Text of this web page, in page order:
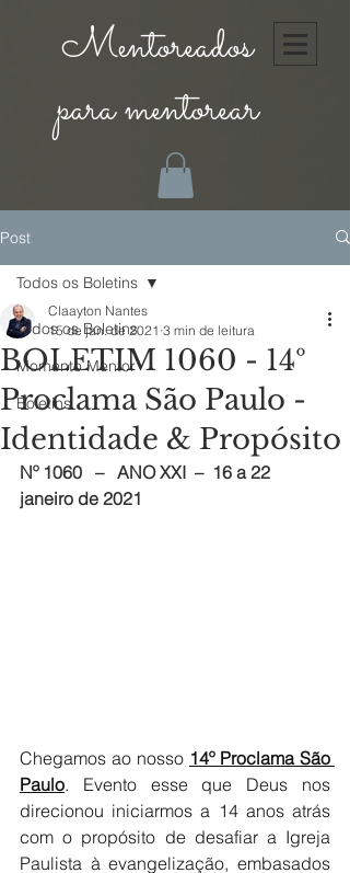
Mentoreados
para mentorear
Post
Todos os Boletins
Momento Mentor
Boletins
Todos os Boletins
BOLETIM 1060 - 14º
Proclama São Paulo -
Identidade & Propósito
Claayton Nantes
15 de jan. de 2021 3 min de leitura
Nº 1060 – ANO XXI –  16 a 22
janeiro de 2021
Chegamos ao nosso 14º Proclama São
Paulo. Evento esse que Deus nos
direcionou iniciarmos a 14 anos atrás
com o propósito de desafiar a Igreja
Paulista à evangelização, embasados